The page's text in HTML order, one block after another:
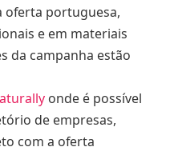
oferta portuguesa,
e em materiais
da campanha estão
onde é possível
de empresas,
com a oferta